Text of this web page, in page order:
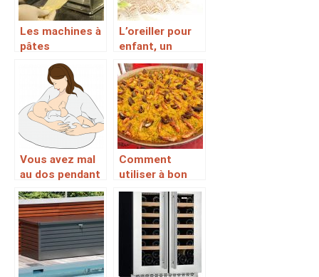
Les machines à
pâtes
électriques,
plus pratiques
en cuisine
L’oreiller pour
enfant, un
accessoire
sécuritaire et
de sommeil
paisible pour la
croissance de
l’enfant
Vous avez mal
au dos pendant
l’allaitement?
Comment
utiliser à bon
escient une
poele ou une
paella ?